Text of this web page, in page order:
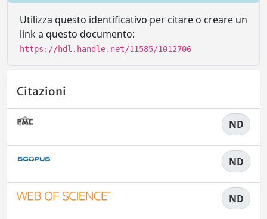
Utilizza questo identificativo per citare o creare un
link a questo documento:
https://hdl.handle.net/11585/1012706
Citazioni
ND
ND
ND